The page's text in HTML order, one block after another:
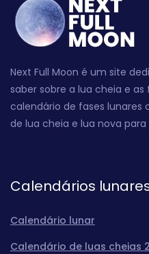
Next Full Moon é um site
saber sobre a lua cheia e as
calendário de fases
de lua cheia e lua nova
Calendários
Calendário lunar
Calendário de luas cheias